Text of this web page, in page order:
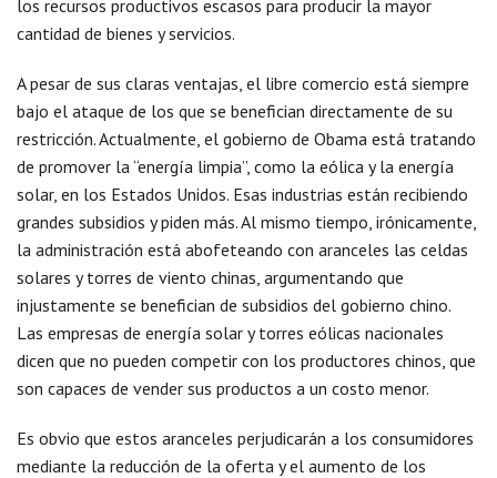
los recursos productivos escasos para producir la mayor
cantidad de bienes y servicios.
A pesar de sus claras ventajas, el libre comercio está siempre
bajo el ataque de los que se benefician directamente de su
restricción. Actualmente, el gobierno de Obama está tratando
de promover la “energía limpia”, como la eólica y la energía
solar, en los Estados Unidos. Esas industrias están recibiendo
grandes subsidios y piden más. Al mismo tiempo, irónicamente,
la administración está abofeteando con aranceles las celdas
solares y torres de viento chinas, argumentando que
injustamente se benefician de subsidios del gobierno chino.
Las empresas de energía solar y torres eólicas nacionales
dicen que no pueden competir con los productores chinos, que
son capaces de vender sus productos a un costo menor.
Es obvio que estos aranceles perjudicarán a los consumidores
mediante la reducción de la oferta y el aumento de los